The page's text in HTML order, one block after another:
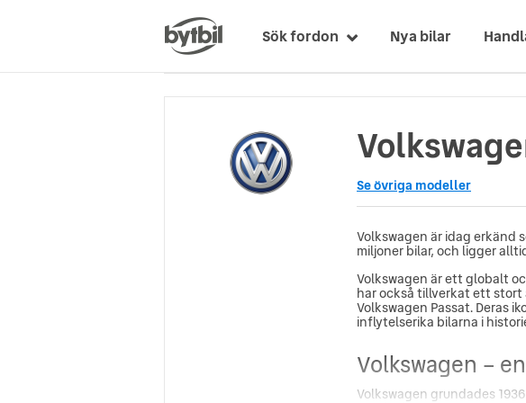
Sök fordon Nya bilar
Se övriga modeller
Volkswagen är idag erkänd
miljoner bilar, och ligger
Volkswagen är ett globalt
har också tillverkat ett stort
Volkswagen Passat. Deras
inflytelserika bilarna i
Volkswagen –
Volkswagen grundades